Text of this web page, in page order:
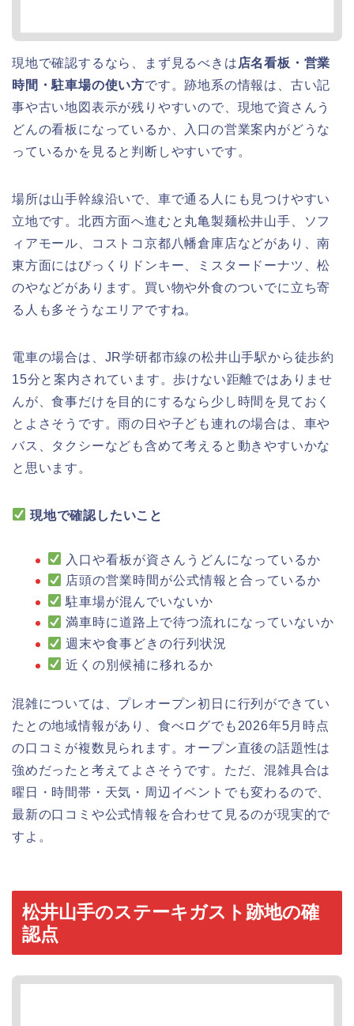
現地で確認するなら、まず見るべきは 店名看板・営業
時間・駐車場の使い方です。跡地系の情報は、古い記
事や古い地図表示が残りやすいので、現地で資さんう
どんの看板になっているか、入口の営業案内がどうな
っているかを見ると判断しやすいです。
場所は山手幹線沿いで、車で通る人にも見つけやすい
立地です。北西方面へ進むと丸亀製麺松井山手、ソフ
ィアモール、コストコ京都八幡倉庫店などがあり、南
東方面にはびっくりドンキー、ミスタードーナツ、松
のやなどがあります。買い物や外食のついでに立ち寄
る人も多そうなエリアですね。
電車の場合は、JR学研都市線の松井山手駅から徒歩約
15分と案内されています。歩けない距離ではありませ
んが、食事だけを目的にするなら少し時間を見ておく
とよさそうです。雨の日や子ども連れの場合は、車や
バス、タクシーなども含めて考えると動きやすいかな
と思います。
現地で確認したいこと
入口や看板が資さんうどんになっているか
店頭の営業時間が公式情報と合っているか
駐車場が混んでいないか
満車時に道路上で待つ流れになっていないか
週末や食事どきの行列状況
近くの別候補に移れるか
混雑については、プレオープン初日に行列ができてい
たとの地域情報があり、食べログでも2026年5月時点
の口コミが複数見られます。オープン直後の話題性は
強めだったと考えてよさそうです。ただ、混雑具合は
曜日・時間帯・天気・周辺イベントでも変わるので、
最新の口コミや公式情報を合わせて見るのが現実的で
すよ。
松井山手のステーキガスト跡地の確
認点